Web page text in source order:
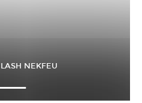
NEKFEU